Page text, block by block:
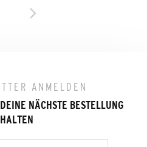
ANMELDEN
NÄCHSTE BESTELLUNG